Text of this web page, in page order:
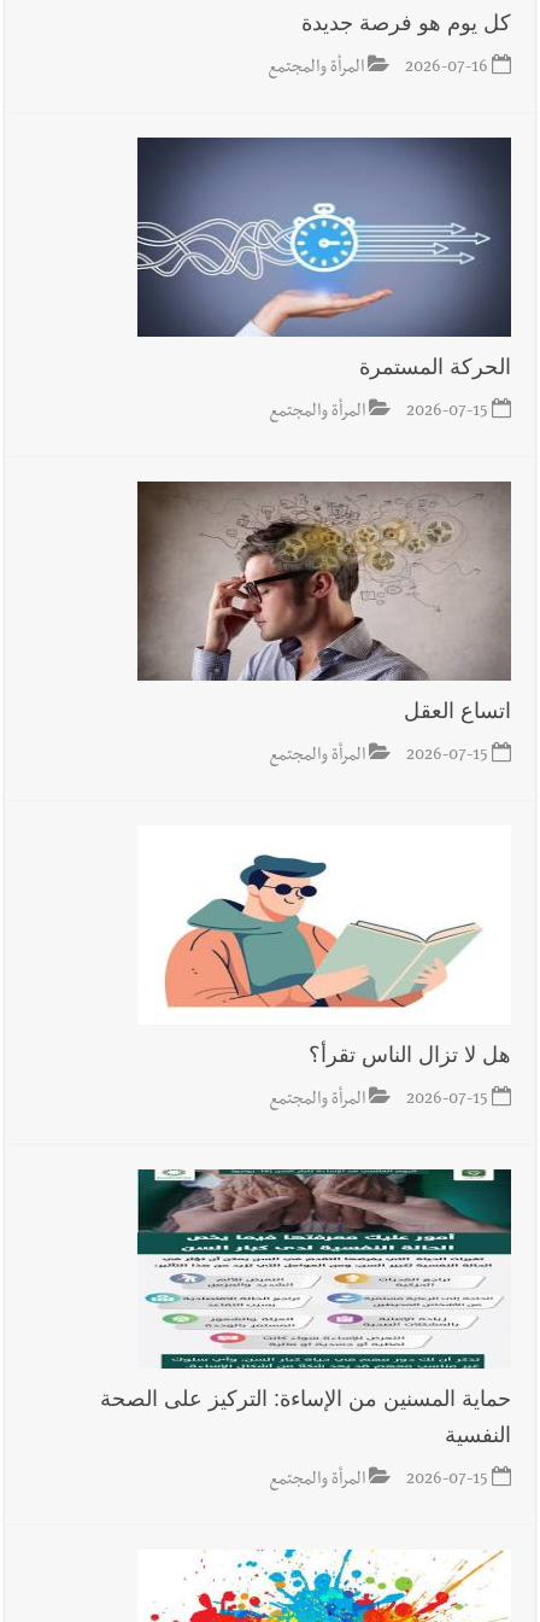
كل يوم هو فرصة جديدة
2026-07-16 المرأة والمجتمع
الحركة المستمرة
2026-07-15 المرأة والمجتمع
اتساع العقل
2026-07-15 المرأة والمجتمع
هل لا تزال الناس تقرأ؟
2026-07-15 المرأة والمجتمع
حماية المسنين من الإساءة: التركيز على الصحة
النفسية
2026-07-15 المرأة والمجتمع